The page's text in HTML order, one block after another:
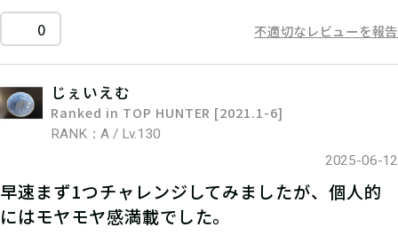
0 不適切なレビューを報告
じぇいえむ
Ranked in TOP HUNTER [2021.1-6]
RANK：A / Lv.130
2025-06-12
早速まず1つチャレンジしてみましたが、個人的
にはモヤモヤ感満載でした。